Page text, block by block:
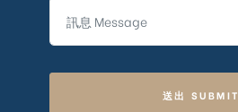
送出 SUBMIT